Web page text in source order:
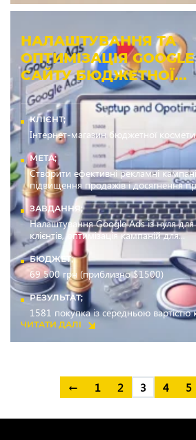
НАЛАШТУВАННЯ ТА
ОПТИМІЗАЦІЯ
САЙТУ БЮДЖЕТНОЇ...
КЛІЄНТ;
Інтернет-магазин бюджетної
МЕТА;
Створити ефективні рекламні
підвищення продажів і досягнення
ЗАВДАННЯ;
Налаштування Google Ads із нуля для
клієнтів, оптимізація кампаній для...
БЮДЖЕТ;
69 500 грн (приблизно $1500)
РЕЗУЛЬТАТ;
1581 покупка із середньою вартістю
ЧИТАТИ ДАЛІ
← 1 2 3 4 5